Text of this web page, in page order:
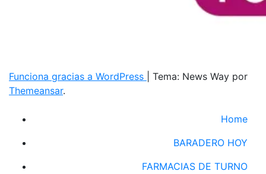
Funciona gracias a WordPress
Tema: News Way por
Themeansar.
Home
BARADERO HOY
FARMACIAS DE TURNO